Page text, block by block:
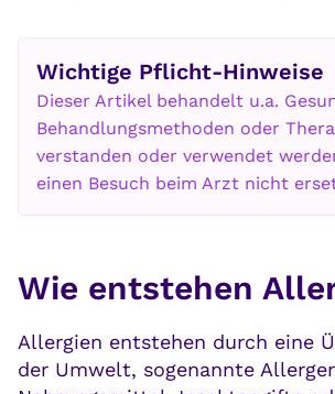
Wichtige Pflicht-Hinweise
Dieser Artikel behandelt u.a.
Behandlungsmethoden oder
verstanden oder verwendet
einen Besuch beim Arzt nicht
Wie entstehen
Allergien entstehen durch eine
der Umwelt, sogenannte